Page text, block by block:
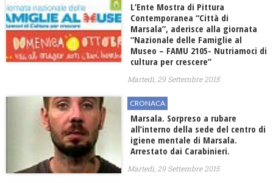
L’Ente Mostra di Pittura
Contemporanea “Città di
Marsala”, aderisce alla giornata
“Nazionale delle Famiglie al
Museo – FAMU 2105- Nutriamoci di
cultura per crescere”
Martedì, 29 Settembre 2015
CRONACA
Marsala. Sorpreso a rubare
all’interno della sede del centro di
igiene mentale di Marsala.
Arrestato dai Carabinieri.
Martedì, 29 Settembre 2015